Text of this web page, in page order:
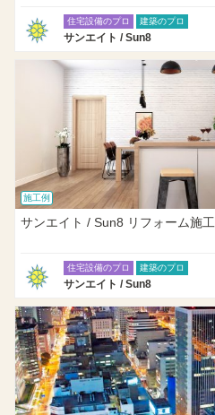
住宅設備のプロ 建築のプロ
サンエイト / Sun8
施工例
サンエイト / Sun8 リフォーム施工
住宅設備のプロ 建築のプロ
サンエイト / Sun8